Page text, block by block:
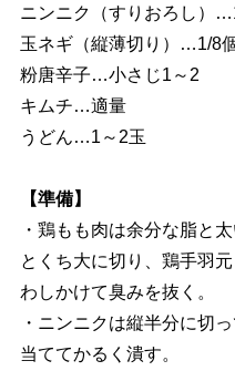
ニンニク（すりおろし）
玉ネギ（縦薄切り）…1/8
粉唐辛子…小さじ1～2
キムチ…適量
うどん…1～2玉
【準備】
・鶏もも肉は余分な脂と
とくち大に切り、鶏手羽
わしかけて臭みを抜く。
・ニンニクは縦半分に切
当ててかるく潰す。